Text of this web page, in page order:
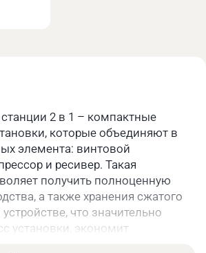
2 в 1 – компактные
которые объединяют в
элемента: винтовой
и ресивер. Такая
получить полноценную
а также хранения сжатого
что значительно
установки, экономит